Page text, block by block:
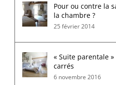
Pour ou contre la
la chambre ?
25 février 2014
« Suite parentale
carrés
6 novembre 2016